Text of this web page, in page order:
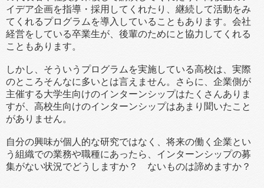
イデア企画を指導・採用してくれたり、継続して活動をみ
てくれるプログラムを導入していることもあります。会社
経営をしている卒業生が、後輩のためにと協力してくれる
こともあります。
しかし、そういうプログラムを実施している高校は、実際
のところそんなに多いとは言えません。さらに、企業側が
主催する大学生向けのインターンシップはたくさんありま
すが、高校生向けのインターンシップはあまり聞いたこと
がありません。
自分の興味が個人的な研究ではなく、将来の働く企業とい
う組織での業務や職種にあったら、インターンシップの募
集がない状況でどうしますか？ ないものは諦めますか？